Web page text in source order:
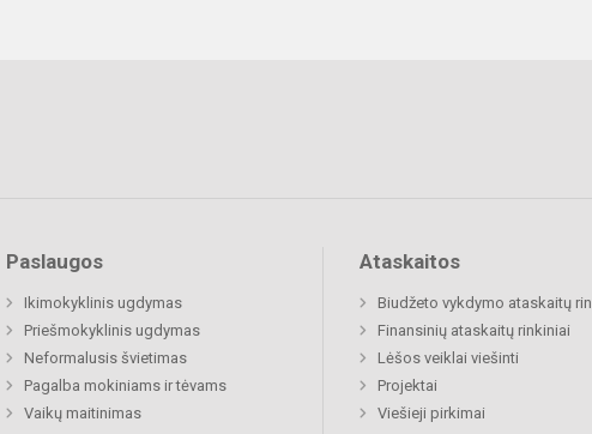
Paslaugos
Ikimokyklinis ugdymas
Priešmokyklinis ugdymas
Neformalusis švietimas
Pagalba mokiniams ir tėvams
Vaikų maitinimas
Ataskaitos
Biudžeto vykdymo ataskaitų
Finansinių ataskaitų rinkiniai
Lėšos veiklai viešinti
Projektai
Viešieji pirkimai